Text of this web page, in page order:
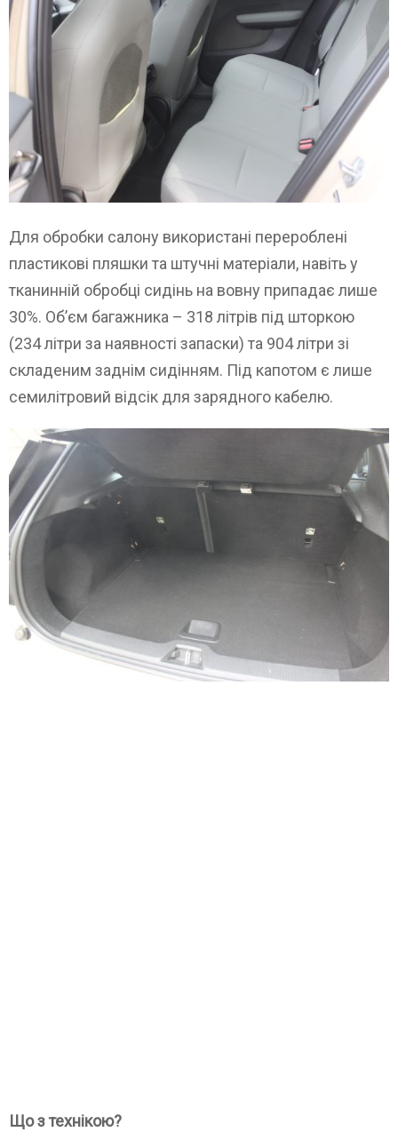
Для обробки салону використані перероблені
пластикові пляшки та штучні матеріали, навіть у
тканинній обробці сидінь на вовну припадає лише
30%. Об’єм багажника – 318 літрів під шторкою
(234 літри за наявності запаски) та 904 літри зі
складеним заднім сидінням. Під капотом є лише
семилітровий відсік для зарядного кабелю.
Що з технікою?